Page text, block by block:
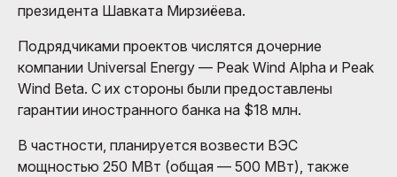
президента Шавката Мирзиёева.
Подрядчиками проектов числятся дочерние
компании Universal Energy — Peak Wind Alpha и Peak
Wind Beta. С их стороны были предоставлены
гарантии иностранного банка на $18 млн.
В частности, планируется возвести ВЭС
мощностью 250 МВт (общая — 500 МВт), также